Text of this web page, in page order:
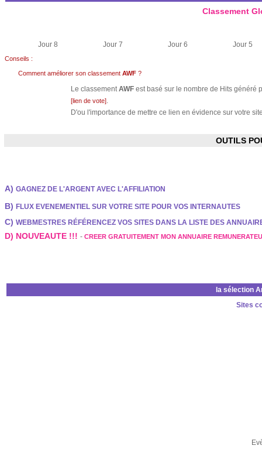
Classement
Jour 8 Jour 7 Jour 6 Jour 5
Conseils :
Comment améliorer son classement AWF ?
Le classementAWF est basé sur le nombre de Hits généré
[lien de vote].
D'ou l'importance de mettre ce lien en évidence sur votre
OUTILS
A) GAGNEZ DE L'ARGENT AVEC L'AFFILIATION
B) FLUX EVENEMENTIEL SUR VOTRE SITE POUR VOS INTERNAUTES
C) WEBMESTRES RÉFÉRENCEZ VOS SITES DANS LA LISTE DES
D) NOUVEAUTE !!! - CREER GRATUITEMENT MON ANNUAIRE
la sélection
Sites